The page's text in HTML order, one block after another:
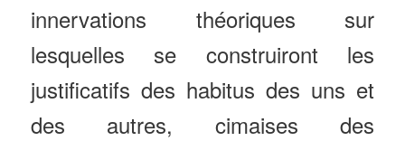
innervations théoriques sur
lesquelles se construiront les
justificatifs des habitus des uns et
des autres, cimaises des